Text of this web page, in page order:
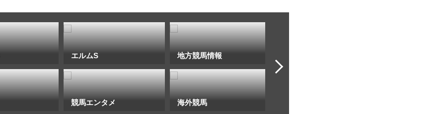
エルムS
競馬エンタメ
地方競馬情報
海外競馬